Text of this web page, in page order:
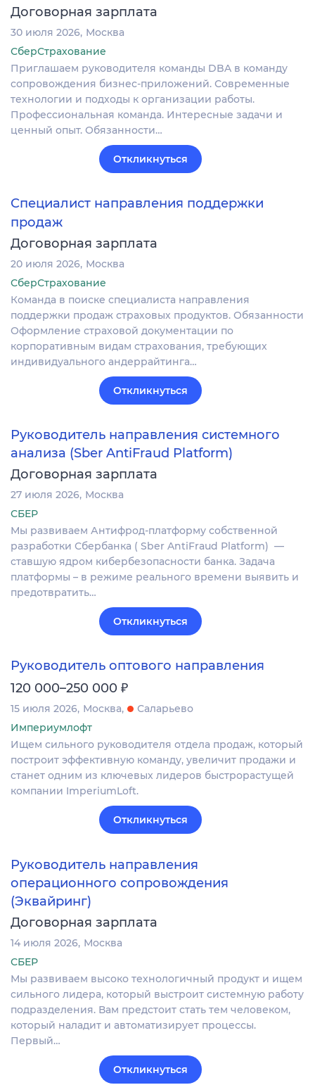
Договорная зарплата
30 июля 2026 Москва
СберСтрахование
Приглашаем руководителя команды DBA в команду
сопровождения бизнес-приложений. Современные
технологии и подходы к организации работы.
Профессиональная команда. Интересные задачи и
ценный опыт. Обязанности…
Откликнуться
Специалист направления поддержки
продаж
Договорная зарплата
20 июля 2026 Москва
СберСтрахование
Команда в поиске специалиста направления
поддержки продаж страховых продуктов. Обязанности
Оформление страховой документации по
корпоративным видам страхования, требующих
индивидуального андеррайтинга…
Откликнуться
Руководитель направления системного
анализа (Sber AntiFraud Platform)
Договорная зарплата
27 июля 2026 Москва
СБЕР
Мы развиваем Антифрод-платформу собственной
разработки Сбербанка ( Sber AntiFraud Platform) —
ставшую ядром кибербезопасности банка. Задача
платформы – в режиме реального времени выявить и
предотвратить…
Откликнуться
Руководитель оптового направления
120 000–250 000 ₽
15 июля 2026 Москва
Саларьево
Империумлофт
Ищем сильного руководителя отдела продаж, который
построит эффективную команду, увеличит продажи и
станет одним из ключевых лидеров быстрорастущей
компании ImperiumLoft.
Откликнуться
Руководитель направления
операционного сопровождения
(Эквайринг)
Договорная зарплата
14 июля 2026 Москва
СБЕР
Мы развиваем высоко технологичный продукт и ищем
сильного лидера, который выстроит системную работу
подразделения. Вам предстоит стать тем человеком,
который наладит и автоматизирует процессы.
Первый…
Откликнуться